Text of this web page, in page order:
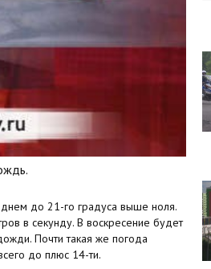
до 21-го градуса выше ноля.
в секунду. В воскресение будет
Почти такая же погода
до плюс 14-ти.